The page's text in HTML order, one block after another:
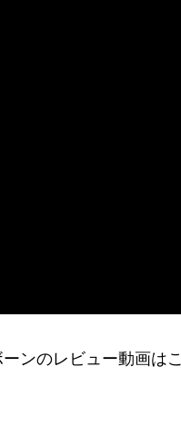
ンのレビュー動画は